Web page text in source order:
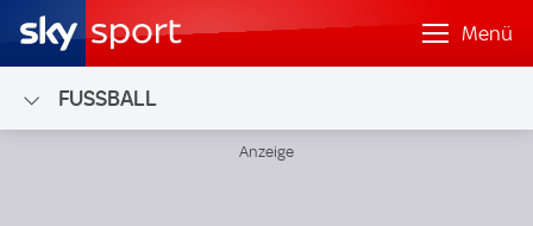
Menü
FUSSBALL